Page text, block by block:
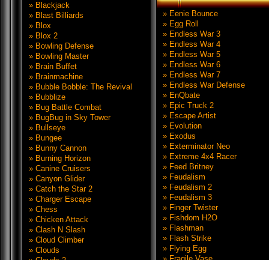
» Blackjack
» Blast Billiards
» Blox
» Blox 2
» Bowling Defense
» Bowling Master
» Brain Buffet
» Brainmachine
» Bubble Bobble: The Revival
» Bubblize
» Bug Battle Combat
» BugBug in Sky Tower
» Bullseye
» Bungee
» Bunny Cannon
» Burning Horizon
» Canine Cruisers
» Canyon Glider
» Catch the Star 2
» Charger Escape
» Chess
» Chicken Attack
» Clash N Slash
» Cloud Climber
» Clouds
» Eenie Bounce
» Egg Roll
» Endless War 3
» Endless War 4
» Endless War 5
» Endless War 6
» Endless War 7
» Endless War Defense
» EnQbate
» Epic Truck 2
» Escape Artist
» Evolution
» Exodus
» Exterminator Neo
» Extreme 4x4 Racer
» Feed Britney
» Feudalism
» Feudalism 2
» Feudalism 3
» Finger Twister
» Fishdom H2O
» Flashman
» Flash Strike
» Flying Egg